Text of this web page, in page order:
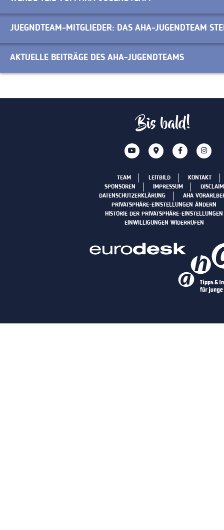
JUEGNDTEAM-MITGLIEDER: DAS AHA-JUGENDTEAM
AKTUELLE BEITRÄGE DES AHA-JUGENDTEAMS
Bis bald!
TEAM LEITBILD
KONTAKT
SPONSOREN
IMPRESSUM
DISCLAIM
DATENSCHUTZERKLÄRUNG
AHA
PRIVATSPHÄRE-EINSTELLUNGEN ÄNDERN
HISTORIE DER PRIVATSPHÄRE-EINSTELLUNGEN
EINWILLIGUNGEN WIDERRUFEN